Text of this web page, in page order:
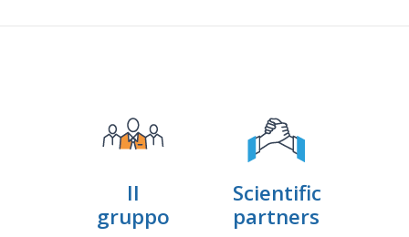
Il
gruppo
Scientific
partners